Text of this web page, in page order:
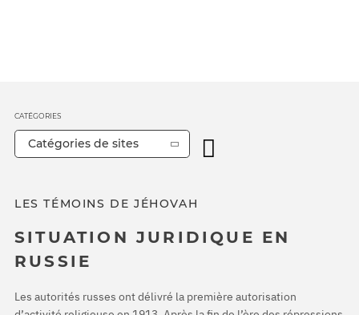
LES TÉMOINS DE JÉHOVAH
SITUATION JURIDIQUE EN
RUSSIE
Les autorités russes ont délivré la première autorisation
CATÉGORIES
Catégories de sites